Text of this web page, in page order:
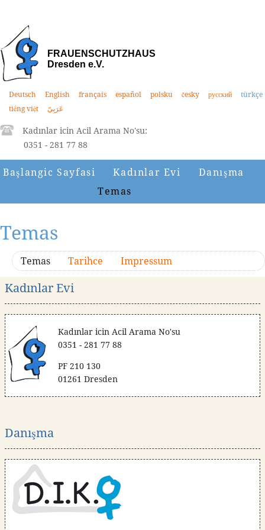
FRAUENSCHUTZHAUS
Dresden e.V.
Deutsch English français español polsku česky русский
türkçe
tiếng việt
عَرَبِيّ
Kadınlar icin Acil Arama No'su:
0351 - 281 77 88
Başlangic Sayfasi Kadınlar Evi
Danışma
Temas
Temas
Temas Tarihce Impressum
Kadınlar Evi
Kadınlar icin Acil Arama No'su
0351 - 281 77 88
PF 210 130
01261 Dresden
Danışma